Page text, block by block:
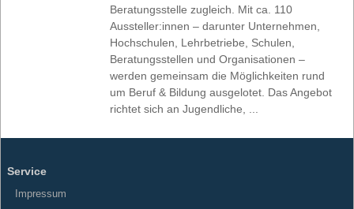
Beratungsstelle zugleich. Mit ca. 110
Aussteller:innen – darunter Unternehmen,
Hochschulen, Lehrbetriebe, Schulen,
Beratungsstellen und Organisationen –
werden gemeinsam die Möglichkeiten rund
um Beruf & Bildung ausgelotet. Das Angebot
richtet sich an Jugendliche, ...
Service
Impressum